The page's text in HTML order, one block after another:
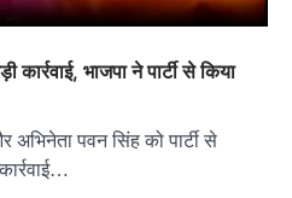
भाजपा ने पार्टी से किया
अभिनेता पवन सिंह को पार्टी से